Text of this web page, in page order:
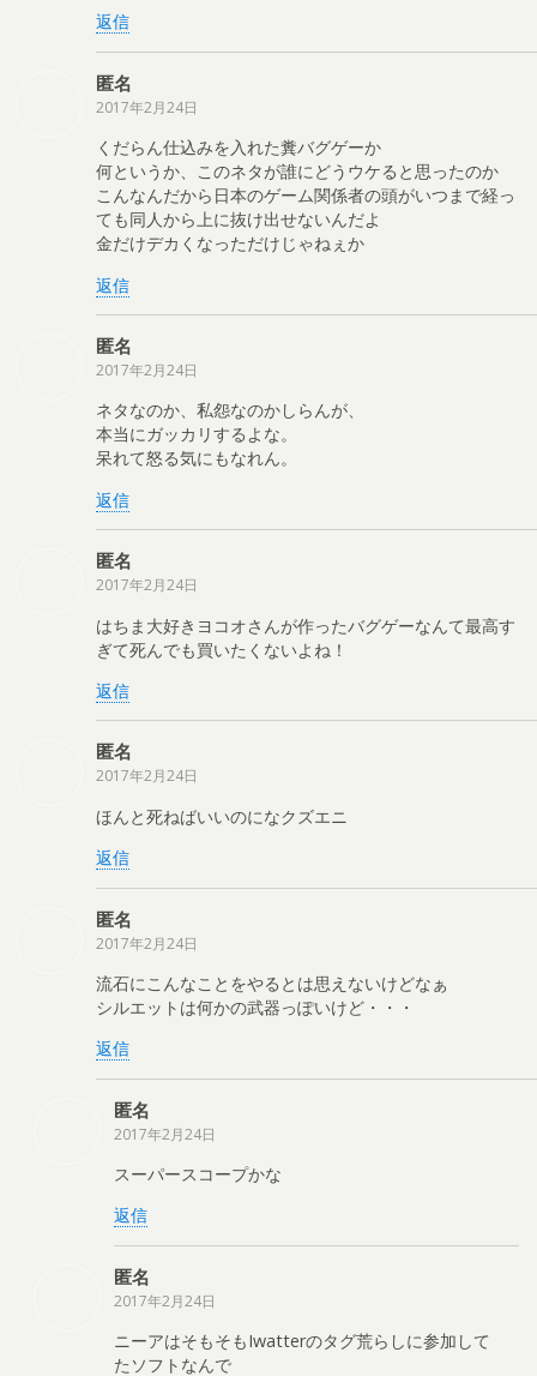
返信
匿名
2017年2月24日
くだらん仕込みを入れた糞バグゲーか
何というか、このネタが誰にどうウケると思ったのか
こんなんだから日本のゲーム関係者の頭がいつまで経っ
ても同人から上に抜け出せないんだよ
金だけデカくなっただけじゃねぇか
返信
匿名
2017年2月24日
ネタなのか、私怨なのかしらんが、
本当にガッカリするよな。
呆れて怒る気にもなれん。
返信
匿名
2017年2月24日
はちま大好きヨコオさんが作ったバグゲーなんて最高す
ぎて死んでも買いたくないよね！
返信
匿名
2017年2月24日
ほんと死ねばいいのになクズエニ
返信
匿名
2017年2月24日
流石にこんなことをやるとは思えないけどなぁ
シルエットは何かの武器っぽいけど・・・
返信
匿名
2017年2月24日
スーパースコープかな
返信
匿名
2017年2月24日
ニーアはそもそもIwatterのタグ荒らしに参加して
たソフトなんで